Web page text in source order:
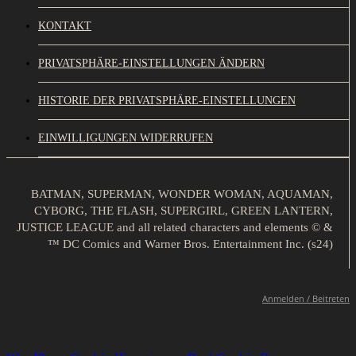
KONTAKT
PRIVATSPHÄRE-EINSTELLUNGEN ÄNDERN
HISTORIE DER PRIVATSPHÄRE-EINSTELLUNGEN
EINWILLIGUNGEN WIDERRUFEN
BATMAN, SUPERMAN, WONDER WOMAN, AQUAMAN,
CYBORG, THE FLASH, SUPERGIRL, GREEN LANTERN,
JUSTICE LEAGUE and all related characters and elements © &
™ DC Comics and Warner Bros. Entertainment Inc. (s24)
Anmelden / Beitreten